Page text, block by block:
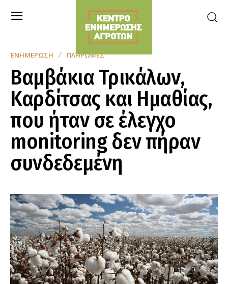
ΕΝΗΜΈΡΩΣΗ ΠΛΗΡΩΜΈΣ
Βαμβάκια Τρικάλων,
Καρδίτσας και Ημαθίας,
που ήταν σε έλεγχο
monitoring δεν πήραν
συνδεδεμένη